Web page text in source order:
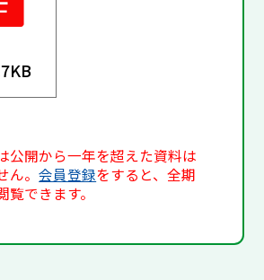
公開から一年を超えた資料は
ん。会員登録をすると、全期
できます。